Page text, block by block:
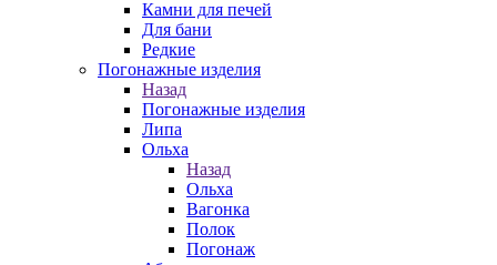
Камни для печей
Для бани
Редкие
Погонажные изделия
Назад
Погонажные изделия
Липа
Ольха
Назад
Ольха
Вагонка
Полок
Погонаж